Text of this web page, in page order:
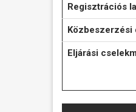
Regisztrációs
Közbeszerzési
Eljárási